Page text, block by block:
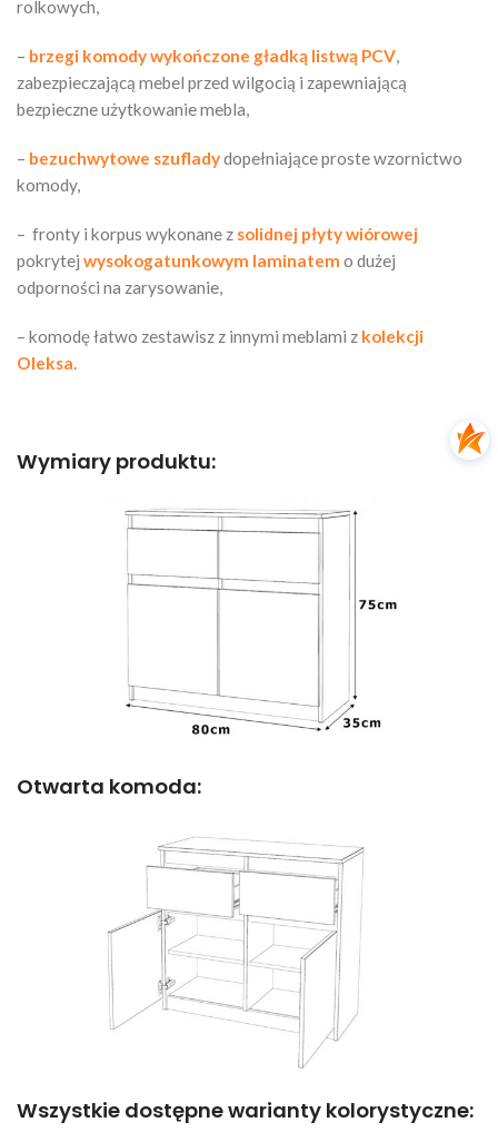
rolkowych,
– brzegi komodywykończone gładką listwą PCV,
zabezpieczającą mebel przed wilgocią i zapewniającą
bezpieczne użytkowanie mebla,
– bezuchwytowe szufladydopełniające proste wzornictwo
komody,
– fronty i korpus wykonane z solidnej płyty wiórowej
pokrytej wysokogatunkowym laminatem o dużej
odporności na zarysowanie,
– komodę łatwo zestawisz z innymi meblami z kolekcji
Oleksa.
Wymiary produktu:
Otwarta komoda:
Wszystkie dostępne warianty kolorystyczne: